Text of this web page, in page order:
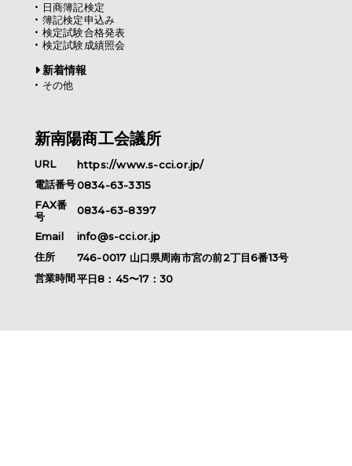
日商簿記検定
簿記検定申込み
検定試験合格発表
検定試験成績照会
新着情報
その他
新南陽商工会議所
URL
https://www.s-cci.or.jp/
電話番号0834-63-3315
FAX番
号
0834-63-8397
Email
info@s-cci.or.jp
住所
746-0017山口県周南市宮の前2丁目6番13号
営業時間平日8：45〜17：30